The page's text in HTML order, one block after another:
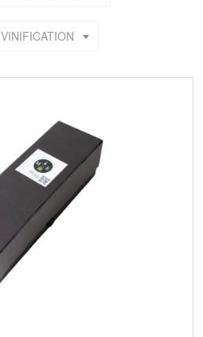
VINIFICATION